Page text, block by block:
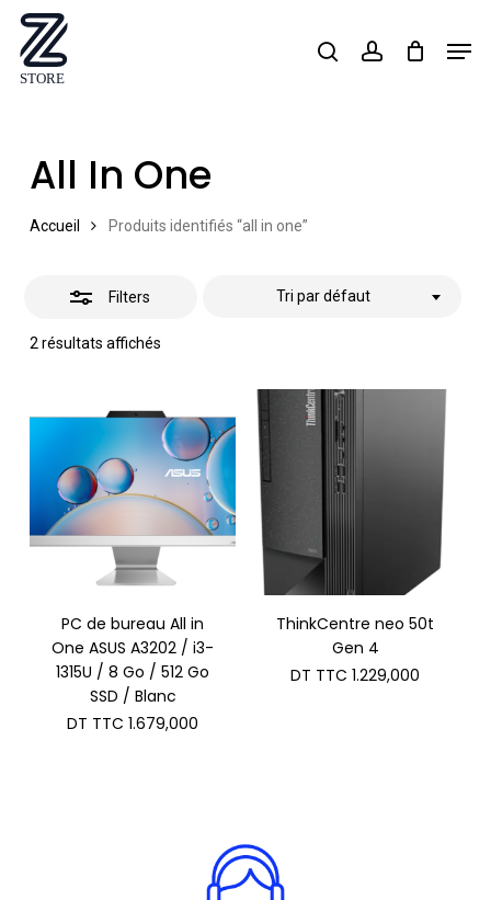
Skip
main
searchaccount
All In One
Accueil Produits identifiés “all in one”
Filters
2 résultats affichés
Tri par défaut
Close
PC de bureau All in
One ASUS A3202 / i3-
1315U / 8 Go / 512 Go
SSD / Blanc
DT TTC 1.679,000
ThinkCentre neo 50t
Gen 4
DT TTC 1.229,000